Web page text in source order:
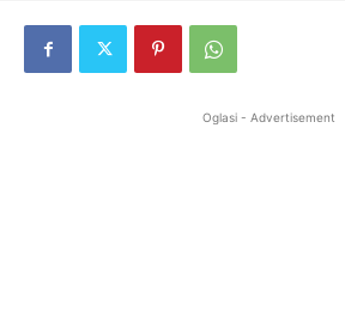
Oglasi - Advertisement